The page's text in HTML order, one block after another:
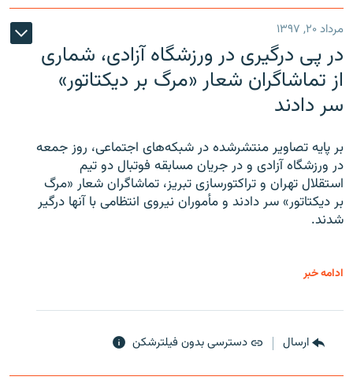
مرداد ۲۰, ۱۳۹۷
در پی درگیری در ورزشگاه آزادی، شماری
از تماشاگران شعار «مرگ بر دیکتاتور»
سر دادند
بر پایه تصاویر منتشرشده در شبکه‌های اجتماعی، روز جمعه
در ورزشگاه آزادی و در جریان مسابقه فوتبال دو تیم
استقلال تهران و تراکتورسازی تبریز، تماشاگران شعار «مرگ
بر دیکتاتور» سر دادند و مأموران نیروی انتظامی با آنها درگیر
شدند.
ادامه خبر
ارسال دسترسی بدون فیلترشکن